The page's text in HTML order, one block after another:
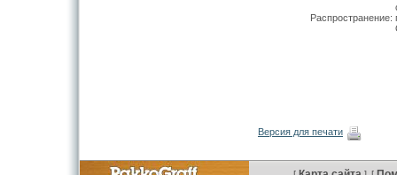
Распространение:
Версия для печати